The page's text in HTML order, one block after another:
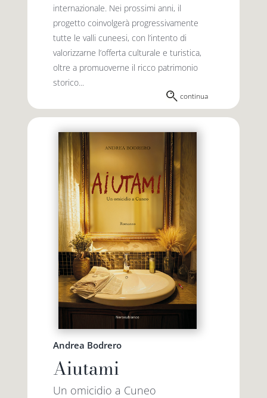
interna­zionale. Nei prossimi anni, il
progetto coinvolgerà progressivamente
tutte le valli cuneesi, con l’intento di
valorizzarne l’offerta culturale e turistica,
oltre a promuoverne il ricco patrimonio
storico...
continua
Andrea Bodrero
Aiutami
Un omicidio a Cuneo